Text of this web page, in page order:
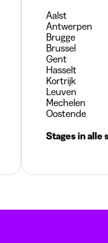
Aalst
Antwerpen
Brugge
Brussel
Gent
Hasselt
Kortrijk
Leuven
Mechelen
Oostende
Stages in alle